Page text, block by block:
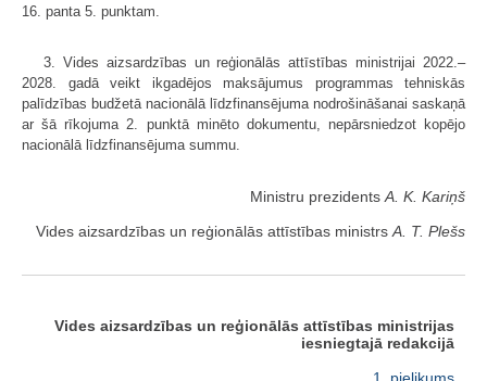
16. panta 5. punktam.
3. Vides aizsardzības un reģionālās attīstības ministrijai 2022.–
2028. gadā veikt ikgadējos maksājumus programmas tehniskās
palīdzības budžetā nacionālā līdzfinansējuma nodrošināšanai saskaņā
ar šā rīkojuma 2. punktā minēto dokumentu, nepārsniedzot kopējo
nacionālā līdzfinansējuma summu.
Ministru prezidents A. K. Kariņš
Vides aizsardzības un reģionālās attīstības ministrs A. T. Plešs
Vides aizsardzības un reģionālās attīstības ministrijas
iesniegtajā redakcijā
1. pielikums